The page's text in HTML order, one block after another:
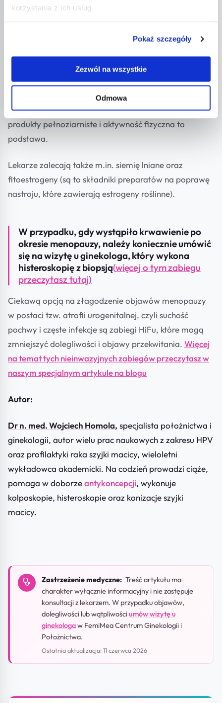
korzystania z ich usług.
Pokaż szczegóły
Zezwól na wszystkie
Odmowa
klimakterium i zwiększyć komfort życia Pań w tym
Hormonalna terapia zastępcza w czasie menopauzy
może okresowo przywrócić równowagę hormonalną
organizmu.
W okresie menopauzy zbilansowana dieta bogata w
produkty pełnoziarniste i aktywność fizyczna to
podstawa.
Lekarze zalecają także m.in. siemię lniane oraz
fitoestrogeny (są to składniki preparatów na poprawę
nastroju, które zawierają estrogeny roślinne).
W przypadku, gdy wystąpiło krwawienie po
okresie menopauzy, należy koniecznie umówić
się na wizytę u ginekologa, który wykona
histeroskopię z biopsją(więcej o tym zabiegu
przeczytasz tutaj)
Ciekawą opcją na złagodzenie objawów menopauzy
w postaci tzw. atrofii urogenitalnej, czyli suchość
pochwy i częste infekcje są zabiegi HiFu, które mogą
zmniejszyć dolegliwości i objawy przekwitania. Więcej
na temat tych nieinwazyjnych zabiegów przeczytasz w
naszym specjalnym artykule na blogu
Autor:
Dr n. med. Wojciech Homola, specjalista położnictwa i
ginekologii, autor wielu prac naukowych z zakresu HPV
oraz profilaktyki raka szyjki macicy, wieloletni
wykładowca akademicki. Na codzień prowadzi ciąże,
pomaga w doborzeantykoncepcji, wykonuje
kolposkopie, histeroskopie oraz konizacje szyjki
macicy.
Zastrzeżenie medyczne: Treść artykułu ma
charakter wyłącznie informacyjny i nie zastępuje
konsultacji z lekarzem. W przypadku objawów,
dolegliwości lub wątpliwościumów wizytę u
ginekologaw FemiMea Centrum Ginekologii i
Położnictwa.
Ostatnia aktualizacja: 11 czerwca 2026